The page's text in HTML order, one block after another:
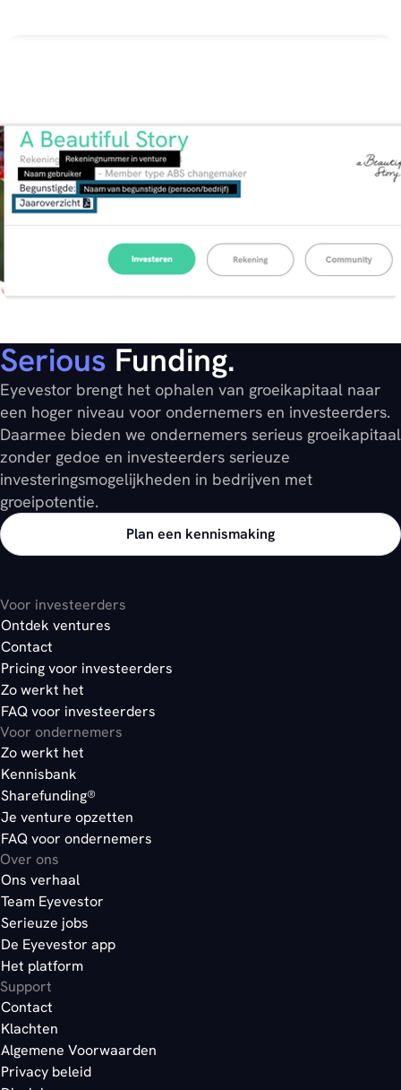
Serious Funding.
Eyevestor brengt het ophalen van groeikapitaal naar
een hoger niveau voor ondernemers en investeerders.
Daarmee bieden we ondernemers serieus groeikapitaal
zonder gedoe en investeerders serieuze
investeringsmogelijkheden in bedrijven met
groeipotentie.
Plan een kennismaking
Voor investeerders
Ontdek ventures
Contact
Pricing voor investeerders
Zo werkt het
FAQ voor investeerders
Voor ondernemers
Zo werkt het
Kennisbank
Sharefunding®
Je venture opzetten
FAQ voor ondernemers
Over ons
Ons verhaal
Team Eyevestor
Serieuze jobs
De Eyevestor app
Het platform
Support
Contact
Klachten
Algemene Voorwaarden
Privacy beleid